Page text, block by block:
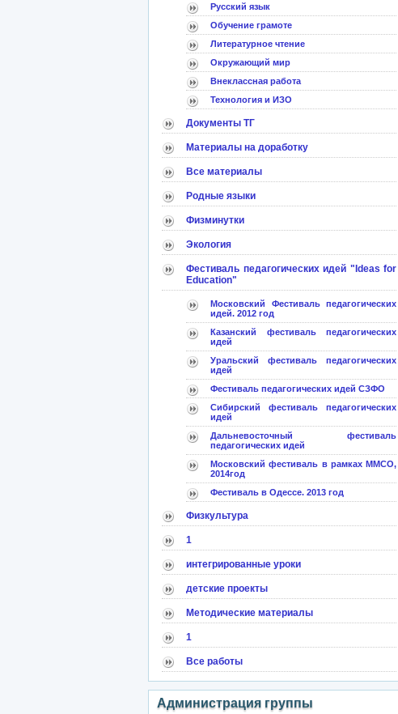
Русский язык
Обучение грамоте
Литературное чтение
Окружающий мир
Внеклассная работа
Технология и ИЗО
Документы ТГ
Материалы на доработку
Все материалы
Родные языки
Физминутки
Экология
Фестиваль педагогических идей "Ideas for
Education"
Московский Фестиваль педагогических
идей. 2012 год
Казанский фестиваль педагогических
идей
Уральский фестиваль педагогических
идей
Фестиваль педагогических идей СЗФО
Сибирский фестиваль педагогических
идей
Дальневосточный фестиваль
педагогических идей
Московский фестиваль в рамках ММСО,
2014год
Фестиваль в Одессе. 2013 год
Физкультура
1
интегрированные уроки
детские проекты
Методические материалы
1
Все работы
Администрация группы